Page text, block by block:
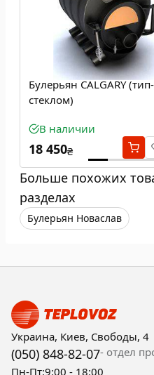
Булерьян CALGARY
стеклом)
В наличии
18 450₴
Больше похожих
разделах
Булерьян Новаслав
Украина, Киев, Свободы, 4
(050) 848-82-07- отдел
Пн-Пт:9:00 - 18:00